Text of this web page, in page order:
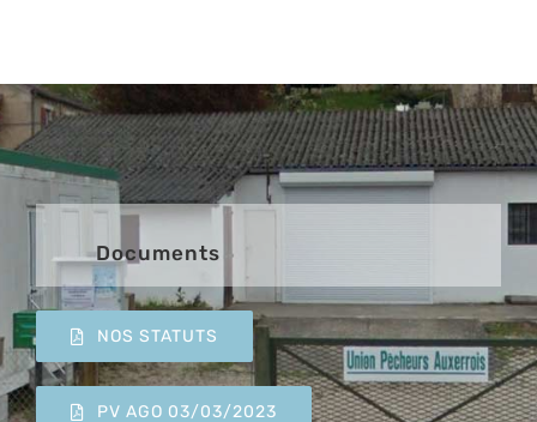
Documents
NOS STATUTS
PV AGO 03/03/2023